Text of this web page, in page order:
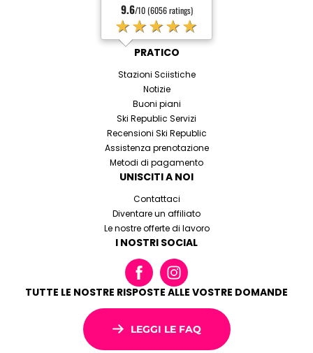
9.6/10 (6056 ratings)
★★★★★
PRATICO
Stazioni Sciistiche
Notizie
Buoni piani
Ski Republic Servizi
Recensioni Ski Republic
Assistenza prenotazione
Metodi di pagamento
UNISCITI A NOI
Contattaci
Diventare un affiliato
Le nostre offerte di lavoro
I NOSTRI SOCIAL
TUTTE LE NOSTRE RISPOSTE ALLE VOSTRE DOMANDE
LEGGI LE FAQ